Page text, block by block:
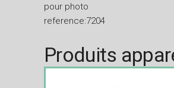
pour photo
reference:7204
Produits